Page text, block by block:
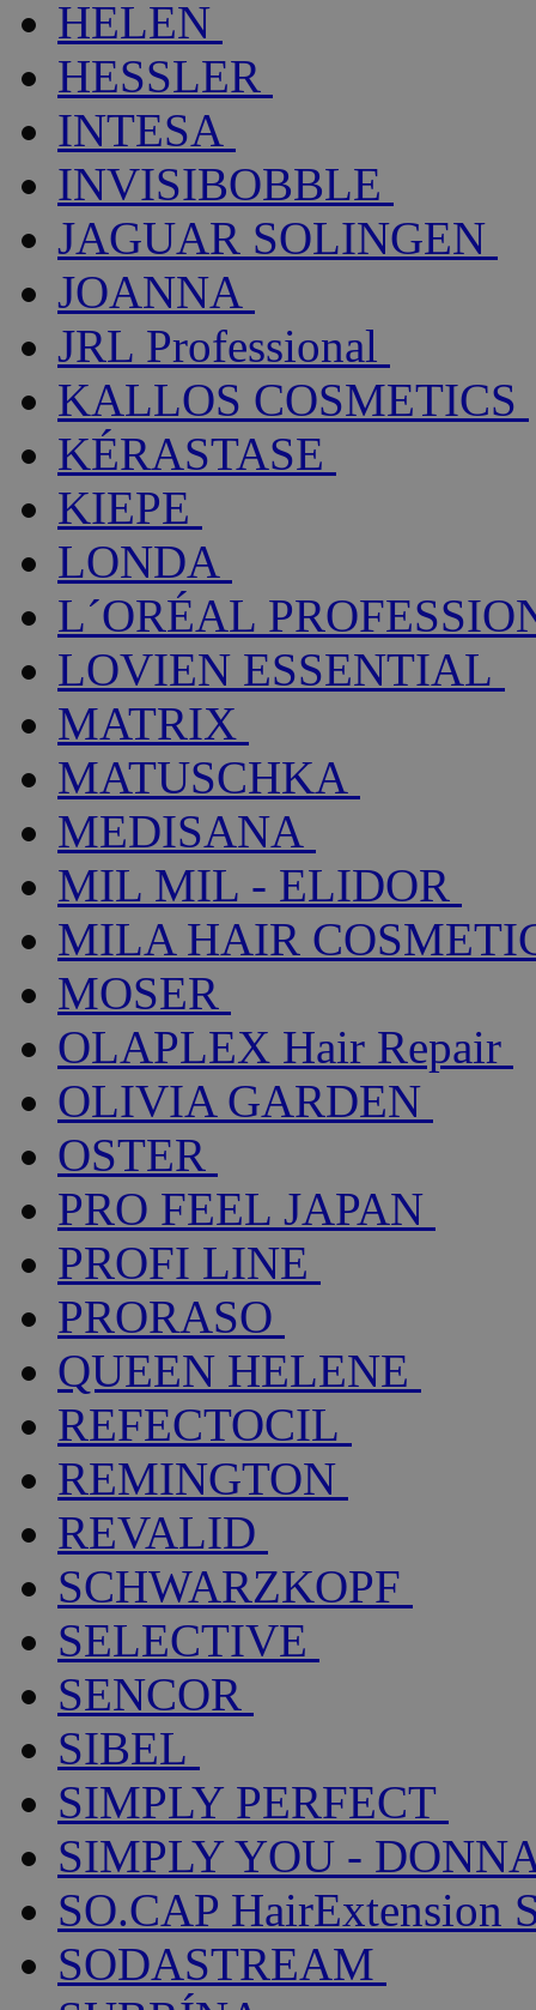
HELEN
HESSLER
INTESA
INVISIBOBBLE
JAGUAR SOLINGEN
JOANNA
JRL Professional
KALLOS COSMETICS
KÉRASTASE
KIEPE
LONDA
L´ORÉAL
LOVIEN ESSENTIAL
MATRIX
MATUSCHKA
MEDISANA
MIL MIL - ELIDOR
MILA HAIR
MOSER
OLAPLEX Hair Repair
OLIVIA GARDEN
OSTER
PRO FEEL JAPAN
PROFI LINE
PRORASO
QUEEN HELENE
REFECTOCIL
REMINGTON
REVALID
SCHWARZKOPF
SELECTIVE
SENCOR
SIBEL
SIMPLY PERFECT
SIMPLY YOU -
SO.CAP HairExtension
SODASTREAM